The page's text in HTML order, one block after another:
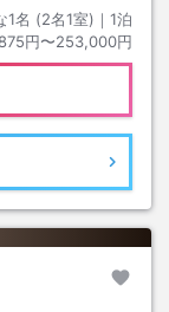
1名 (2名1室)｜ 1泊
円〜253,000円